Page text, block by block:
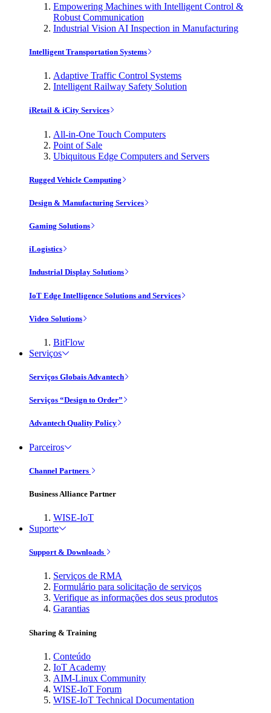
Empowering Machines with Intelligent Control &
Robust Communication
Industrial Vision AI Inspection in Manufacturing
Intelligent Transportation Systems
Adaptive Traffic Control Systems
Intelligent Railway Safety Solution
iRetail & iCity Services
All-in-One Touch Computers
Point of Sale
Ubiquitous Edge Computers and Servers
Rugged Vehicle Computing
Design & Manufacturing Services
Gaming Solutions
iLogistics
Industrial Display Solutions
IoT Edge Intelligence Solutions and Services
Video Solutions
BitFlow
Serviços
Serviços Globais Advantech
Serviços “Design to Order”
Advantech Quality Policy
Parceiros
Channel Partners
Business Alliance Partner
WISE-IoT
Suporte
Support & Downloads
Serviços de RMA
Formulário para solicitação de serviços
Verifique as informações dos seus produtos
Garantias
Sharing & Training
Conteúdo
IoT Academy
AIM-Linux Community
WISE-IoT Forum
WISE-IoT Technical Documentation